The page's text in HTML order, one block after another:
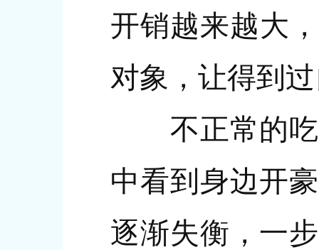
开销越来越大
对象，让得到
不正常的吃
中看到身边开
逐渐失衡，一